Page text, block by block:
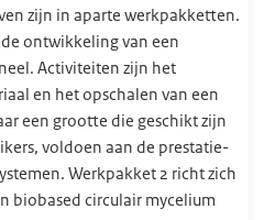
zijn in aparte werkpakketten.
ontwikkeling van een
Activiteiten zijn het
en het opschalen van een
een grootte die geschikt zijn
voldoen aan de prestatie-
Werkpakket 2 richt zich
biobased circulair mycelium